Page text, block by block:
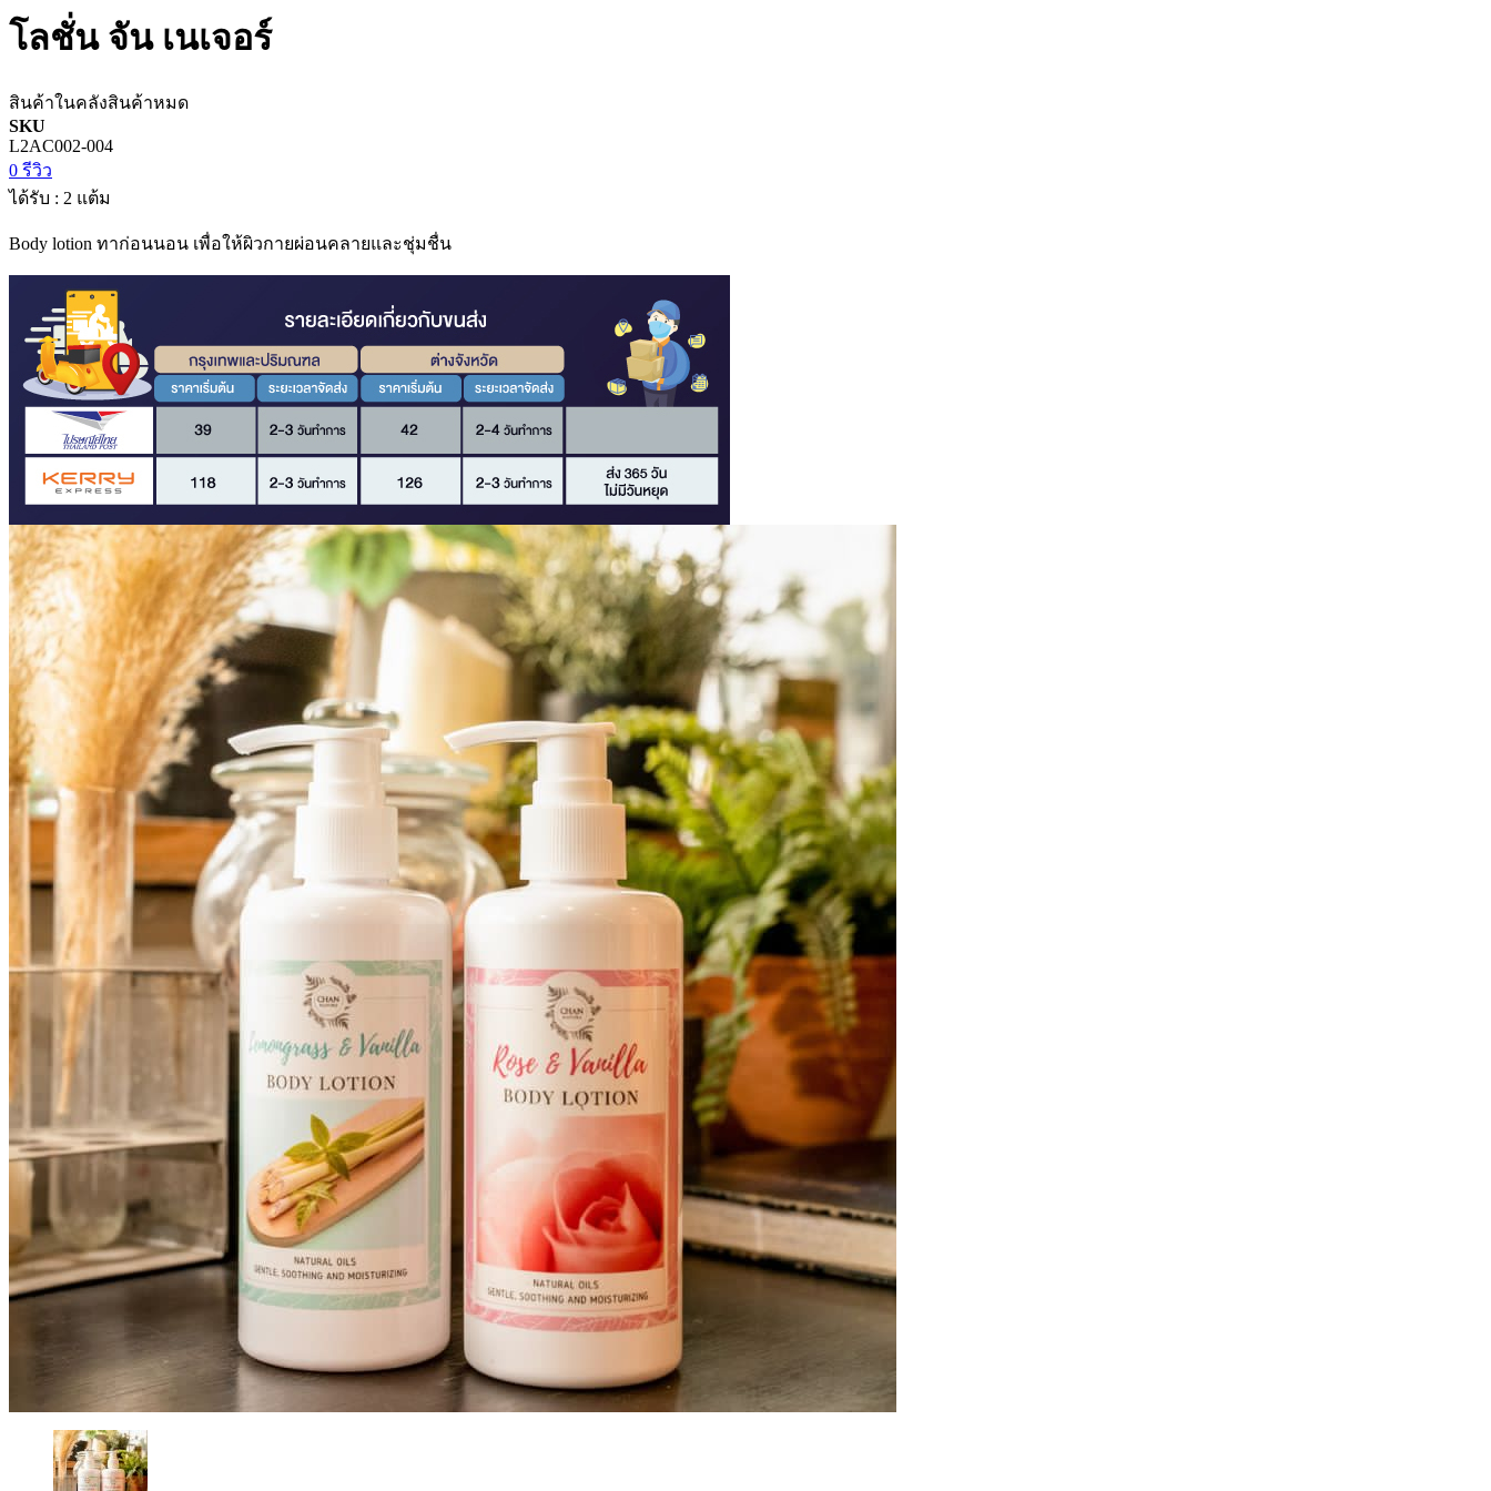
โลชั่น จัน เนเจอร์
สินค้าในคลังสินค้าหมด
SKU
L2AC002-004
0 รีวิว
ได้รับ : 2 แต้ม
Body lotion ทาก่อนนอน เพื่อให้ผิวกายผ่อนคลายและชุ่มชื่น